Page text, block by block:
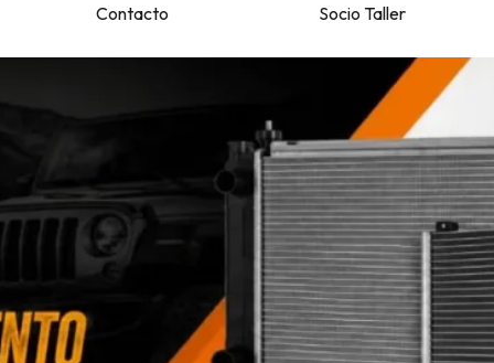
Contacto Socio Taller